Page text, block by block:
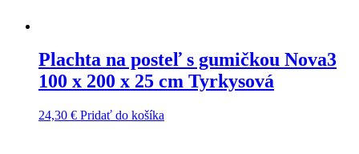
Plachta na posteľ s gumičkou Nova3
100 x 200 x 25 cm Tyrkysová
24,30 € Pridať do košíka